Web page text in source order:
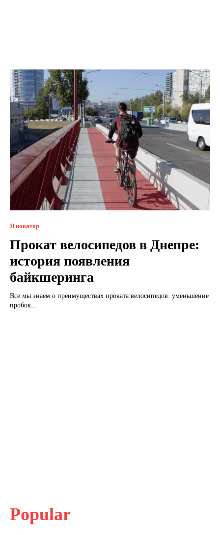
Я новатор
Прокат велосипедов в Днепре:
история появления
байкшеринга
Все мы знаем о преимуществах проката велосипедов: уменьшение
пробок...
Popular